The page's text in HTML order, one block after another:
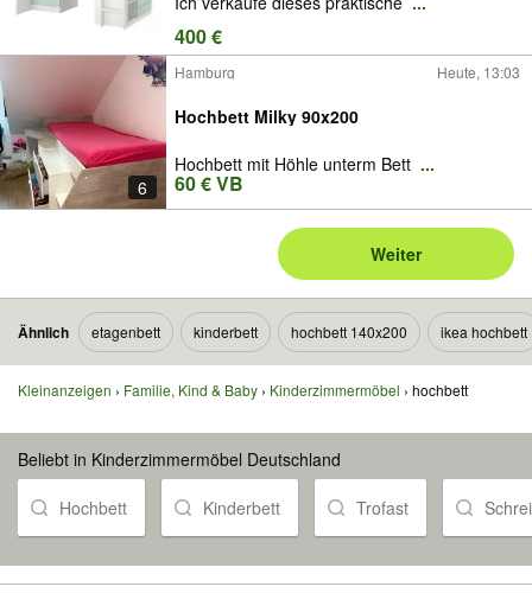
400 €
6
Hamburg Heute, 13:03
Hochbett Milky 90x200
Hochbett mit Höhle unterm Bett ...
60 € VB
Weiter
Ähnlich etagenbett kinderbett hochbett 140x200 ikea hochbett
Kleinanzeigen Familie, Kind & Baby Kinderzimmermöbel hochbett
Beliebt in Kinderzimmermöbel Deutschland
Hochbett Kinderbett Trofast